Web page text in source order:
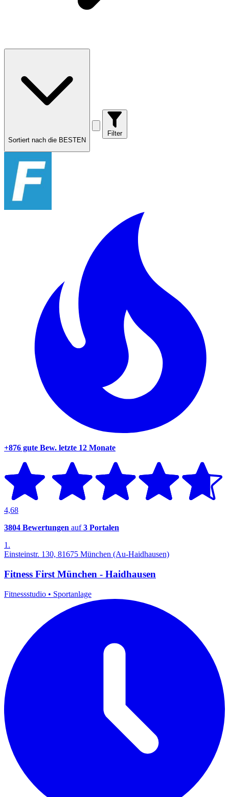
Sortiert nach die BESTEN
Filter
+876 gute Bew. letzte 12 Monate
4,68
3804 Bewertungen auf3 Portalen
1.
Einsteinstr. 130, 81675 München (Au-Haidhausen)
Fitness First München - Haidhausen
Fitnessstudio • Sportanlage